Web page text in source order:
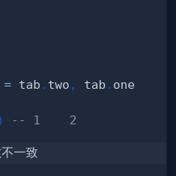
= tab . two , tab .
-- 1    2
一致